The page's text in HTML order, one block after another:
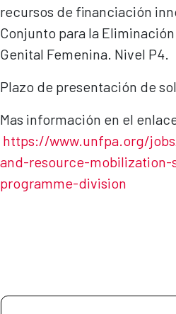
recursos de financiación
Conjunto para la
Genital Femenina. Nivel P4.
Plazo de presentación de
Mas información en el
https://www.unfpa.org/
and-resource-
programme-division